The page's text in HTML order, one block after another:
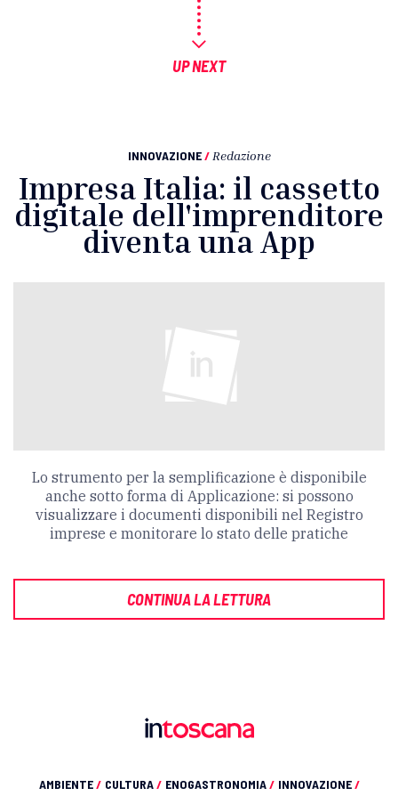
UP NEXT
INNOVAZIONE / Redazione
Impresa Italia: il cassetto
digitale dell'imprenditore
diventa una App
Lo strumento per la semplificazione è disponibile
anche sotto forma di Applicazione: si possono
visualizzare i documenti disponibili nel Registro
imprese e monitorare lo stato delle pratiche
CONTINUA LA LETTURA
AMBIENTE/ CULTURA/ ENOGASTRONOMIA/ INNOVAZIONE/